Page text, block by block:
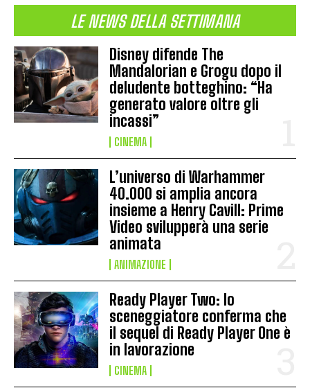
LE NEWS DELLA SETTIMANA
Disney difende The
Mandalorian e Grogu dopo il
deludente botteghino: “Ha
generato valore oltre gli
incassi”
CINEMA
L’universo di Warhammer
40.000 si amplia ancora
insieme a Henry Cavill: Prime
Video svilupperà una serie
animata
ANIMAZIONE
Ready Player Two: lo
sceneggiatore conferma che
il sequel di Ready Player One è
in lavorazione
CINEMA